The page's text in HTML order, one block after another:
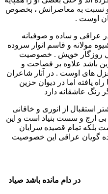
او نسبت به معاصرانش ، بخصوص
اوست .
عراقی و ساده و صوفیانه
مولانه و قاسم انوار سروده
روزگار خویش . خصوصیت
باشد علاوه بر فصاحت و
های اوست . در آثار شاعران
یافته اما در دیوان حزین
رنگ عاشقانه دارد
استقبال از انوری و خاقانی
بی ارج و سست بنیاد است و این
تمام قصیده سرایان
گویان عراقی این خصوصیت
در دام مانده باشد صیاد